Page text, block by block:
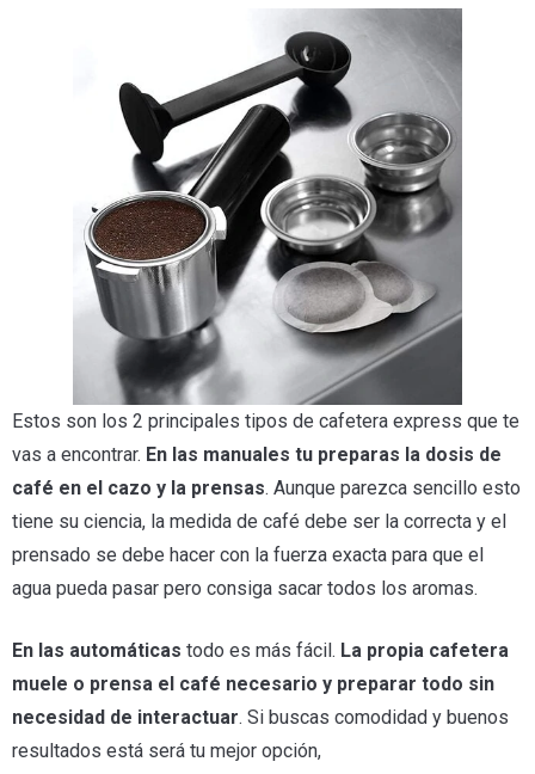
Estos son los 2 principales tipos de cafetera express que te
vas a encontrar. En las manuales tu preparas la dosis de
café en el cazo y la prensas. Aunque parezca sencillo esto
tiene su ciencia, la medida de café debe ser la correcta y el
prensado se debe hacer con la fuerza exacta para que el
agua pueda pasar pero consiga sacar todos los aromas.
En las automáticas todo es más fácil. La propia cafetera
muele o prensa el café necesario y preparar todo sin
necesidad de interactuar. Si buscas comodidad y buenos
resultados está será tu mejor opción,